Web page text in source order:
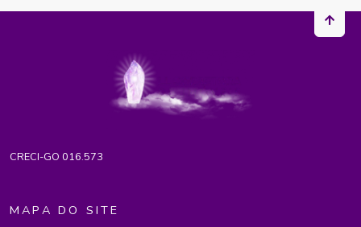
CRECI-GO 016.573
MAPA DO SITE